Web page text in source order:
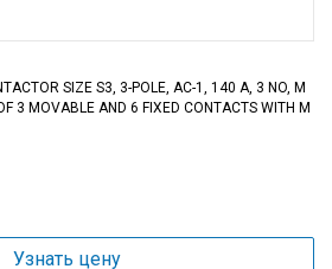
SIZE S3, 3-POLE, AC-1, 140 A, 3 NO, M
3 MOVABLE AND 6 FIXED CONTACTS WITH M
Узнать цену